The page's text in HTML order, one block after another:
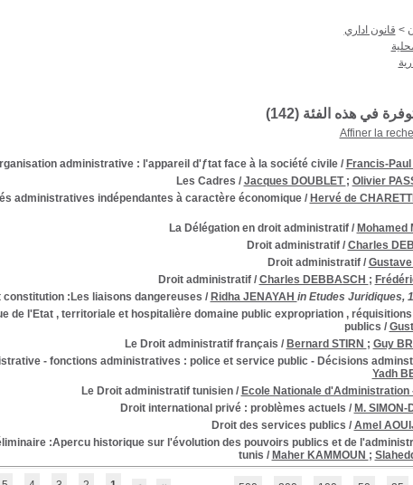
> قانون اداري
في هذه الفئة (142
)
Affiner la
administrative : l'appareil d'ƒtat face à la société civile/ Francis-Paul
Les Cadres / Jacques DOUBLET ; Olivier
administratives indépendantes à caractère économique/ Hervé de
La Délégation en droit administratif/ Mohamed
Droit administratif/ Charles
Droit administratif/ Gustave
Droit administratif/ Charles DEBBASCH ;
:Les liaisons dangereuses / Ridha JENAYAH in Etudes Juridiques,
de l'Etat , territoriale et hospitalière domaine public expropriation ,
publics /
Le Droit administratif français / Bernard STIRN ; Guy
- fonctions administratives : police et service public - Décisions
Yadh
Le Droit administratif tunisien/ Ecole Nationale d'Administration
Droit international privé : problèmes actuels / M. SIMON-
Droit des services publics / Amel
:Apercu historique sur l'évolution des pouvoirs publics et de
tunis / Maher KAMMOUN ;